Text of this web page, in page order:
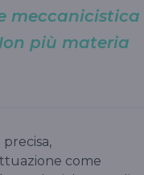
meccanicistica
più materia
come